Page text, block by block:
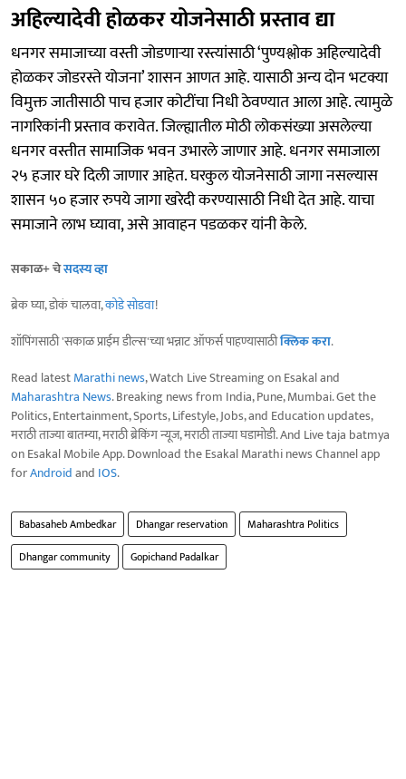
अहिल्यादेवी होळकर योजनेसाठी प्रस्ताव द्या
धनगर समाजाच्या वस्ती जोडणाऱ्या रस्त्यांसाठी ‘पुण्यश्लोक अहिल्यादेवी
होळकर जोडरस्ते योजना’ शासन आणत आहे. यासाठी अन्य दोन भटक्या
विमुक्त जातीसाठी पाच हजार कोटींचा निधी ठेवण्यात आला आहे. त्यामुळे
नागरिकांनी प्रस्ताव करावेत. जिल्ह्यातील मोठी लोकसंख्या असलेल्या
धनगर वस्तीत सामाजिक भवन उभारले जाणार आहे. धनगर समाजाला
२५ हजार घरे दिली जाणार आहेत. घरकुल योजनेसाठी जागा नसल्यास
शासन ५० हजार रुपये जागा खरेदी करण्यासाठी निधी देत आहे. याचा
समाजाने लाभ घ्यावा, असे आवाहन पडळकर यांनी केले.
सकाळ+ चेसदस्य व्हा
ब्रेक घ्या, डोकं चालवा,कोडे सोडवा!
शॉपिंगसाठी 'सकाळ प्राईम डील्स'च्या भन्नाट ऑफर्स पाहण्यासाठीक्लिक करा.
Read latestMarathi news, Watch Live Streaming on Esakal and
Maharashtra News. Breaking news from India, Pune, Mumbai. Get the
Politics, Entertainment, Sports, Lifestyle, Jobs, and Education updates,
मराठी ताज्या बातम्या, मराठी ब्रेकिंग न्यूज, मराठी ताज्या घडामोडी. And Live taja batmya
on Esakal Mobile App. Download the Esakal Marathi news Channel app
forAndroidand IOS.
Babasaheb Ambedkar Dhangar reservation
Maharashtra Politics
Dhangar community
Gopichand Padalkar